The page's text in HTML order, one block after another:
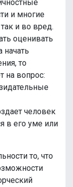
и многие
и во вред.
оценивать
начать
то
на вопрос:
человек
в его уме или
то, что